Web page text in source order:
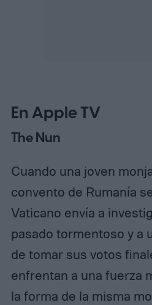
En Apple TV
The Nun
Cuando una joven
convento de Rumanía
Vaticano envía a
pasado tormentoso y a
de tomar sus votos
enfrentan a una fuerza
la forma de la misma